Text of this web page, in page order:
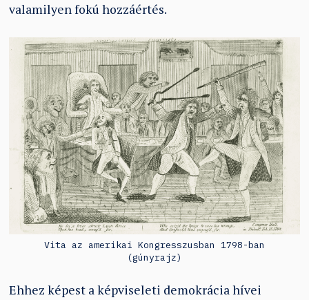
valamilyen fokú hozzáértés.
Vita az amerikai Kongresszusban 1798-ban
(gúnyrajz)
Ehhez képest a képviseleti demokrácia hívei